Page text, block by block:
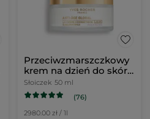
Przeciwzmarszczkowy
krem na dzień do skóry
suchej 50 ml
Słoiczek 50 ml
(76)
2980.00 zł / 1l